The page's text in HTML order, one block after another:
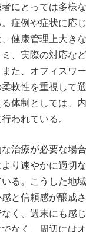
にとっては多様
症例や症状に応
健康管理上大き
、実際の対応な
た、オフィスワ
軟性を重視して
体制としては、
われている。
治療が必要な場
り速やかに適切
る。こうした地
と信頼感が醸成
く、週末にも感
なく、周辺には